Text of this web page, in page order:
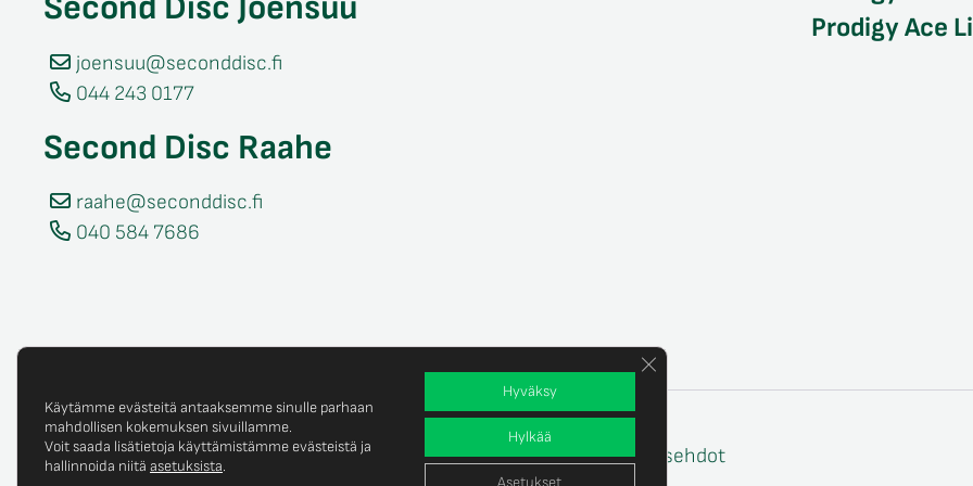
joensuu@seconddisc.fi
044 243 0177
Second Disc Raahe
raahe@seconddisc.fi
040 584 7686
Prodigy Ace
© Copyright 2025 Second Disc Oy Tietosuojaseloste Tilaus- ja toimitusehdot
Käytämme evästeitä antaaksemme sinulle parhaan
mahdollisen kokemuksen sivuillamme.
Voit saada lisätietoja käyttämistämme evästeistä ja
hallinnoida niitä asetuksista.
Hyväksy
Hylkää
Asetukset
Sulje evästebanneri